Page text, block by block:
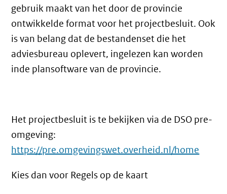
gebruik maakt van het door de provincie
ontwikkelde format voor het projectbesluit. Ook
is van belang dat de bestandenset die het
adviesbureau oplevert, ingelezen kan worden
inde plansoftware van de provincie.
Het projectbesluit is te bekijken via de DSO pre-
omgeving:
https://pre.omgevingswet.overheid.nl/home
Kies dan voor Regels op de kaart